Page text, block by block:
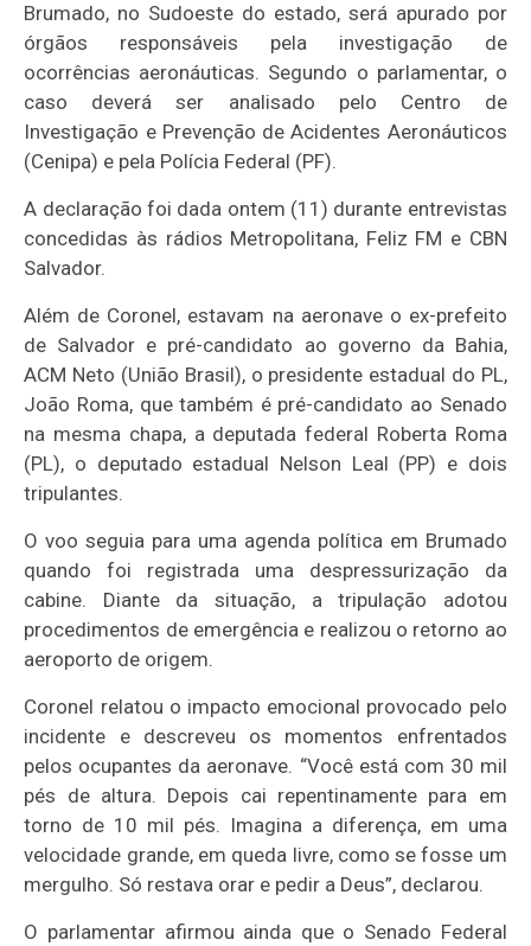
Brumado, no Sudoeste do estado, será apurado por
órgãos responsáveis pela investigação de
ocorrências aeronáuticas. Segundo o parlamentar, o
caso deverá ser analisado pelo Centro de
Investigação e Prevenção de Acidentes Aeronáuticos
(Cenipa) e pela Polícia Federal (PF).
A declaração foi dada ontem (11) durante entrevistas
concedidas às rádios Metropolitana, Feliz FM e CBN
Salvador.
Além de Coronel, estavam na aeronave o ex-prefeito
de Salvador e pré-candidato ao governo da Bahia,
ACM Neto (União Brasil), o presidente estadual do PL,
João Roma, que também é pré-candidato ao Senado
na mesma chapa, a deputada federal Roberta Roma
(PL), o deputado estadual Nelson Leal (PP) e dois
tripulantes.
O voo seguia para uma agenda política em Brumado
quando foi registrada uma despressurização da
cabine. Diante da situação, a tripulação adotou
procedimentos de emergência e realizou o retorno ao
aeroporto de origem.
Coronel relatou o impacto emocional provocado pelo
incidente e descreveu os momentos enfrentados
pelos ocupantes da aeronave. “Você está com 30 mil
pés de altura. Depois cai repentinamente para em
torno de 10 mil pés. Imagina a diferença, em uma
velocidade grande, em queda livre, como se fosse um
mergulho. Só restava orar e pedir a Deus”, declarou.
O parlamentar afirmou ainda que o Senado Federal